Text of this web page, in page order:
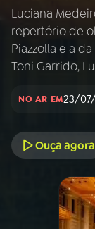
INÍCIO
02A
03
Luciana
repertório de
Piazzolla e a
Toni Garrido,
NO AR EM23/
Ouça agora